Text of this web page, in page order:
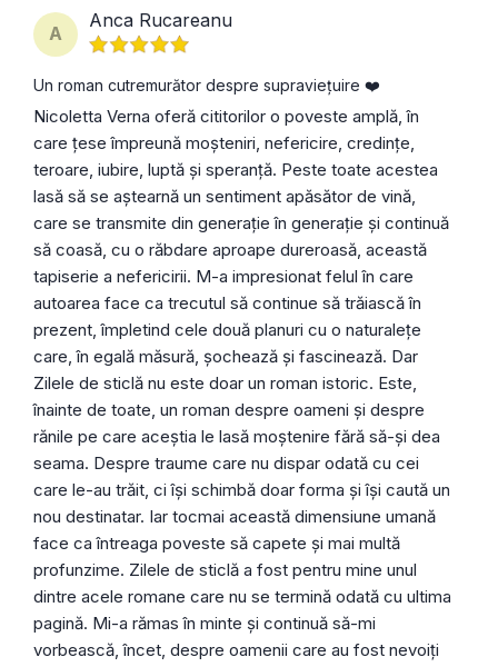
A
Anca Rucareanu
Un roman cutremurător despre supraviețuire ❤️
Nicoletta Verna oferă cititorilor o poveste amplă, în
care țese împreună moșteniri, nefericire, credințe,
teroare, iubire, luptă și speranță. Peste toate acestea
lasă să se aștearnă un sentiment apăsător de vină,
care se transmite din generație în generație și continuă
să coasă, cu o răbdare aproape dureroasă, această
tapiserie a nefericirii. M-a impresionat felul în care
autoarea face ca trecutul să continue să trăiască în
prezent, împletind cele două planuri cu o naturalețe
care, în egală măsură, șochează și fascinează. Dar
Zilele de sticlă nu este doar un roman istoric. Este,
înainte de toate, un roman despre oameni și despre
rănile pe care aceștia le lasă moștenire fără să-și dea
seama. Despre traume care nu dispar odată cu cei
care le-au trăit, ci își schimbă doar forma și își caută un
nou destinatar. Iar tocmai această dimensiune umană
face ca întreaga poveste să capete și mai multă
profunzime. Zilele de sticlă a fost pentru mine unul
dintre acele romane care nu se termină odată cu ultima
pagină. Mi-a rămas în minte și continuă să-mi
vorbească, încet, despre oamenii care au fost nevoiți